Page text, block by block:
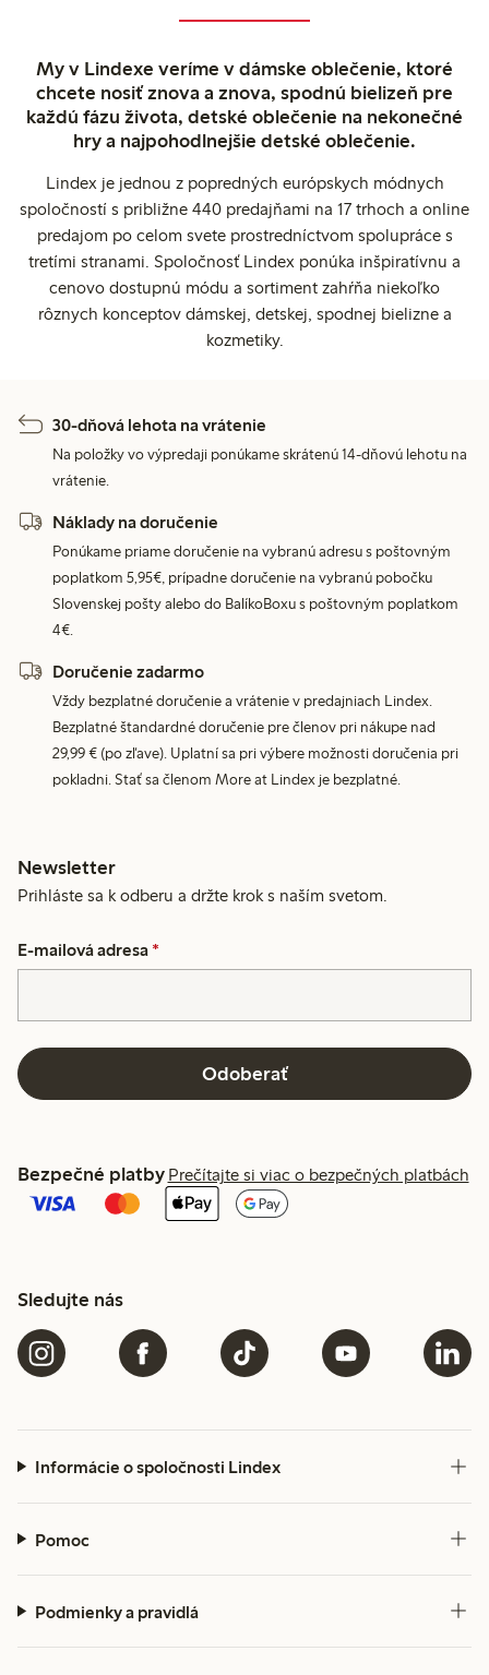
My v Lindexe veríme v dámske oblečenie, ktoré
chcete nosiť znova a znova, spodnú bielizeň pre
každú fázu života, detské oblečenie na nekonečné
hry a najpohodlnejšie detské oblečenie.
Lindex je jednou z popredných európskych módnych
spoločností s približne 440 predajňami na 17 trhoch a online
predajom po celom svete prostredníctvom spolupráce s
tretími stranami. Spoločnosť Lindex ponúka inšpiratívnu a
cenovo dostupnú módu a sortiment zahŕňa niekoľko
rôznych konceptov dámskej, detskej, spodnej bielizne a
kozmetiky.
30-dňová lehota na vrátenie
Na položky vo výpredaji ponúkame skrátenú 14-dňovú lehotu na
vrátenie.
Náklady na doručenie
Ponúkame priame doručenie na vybranú adresu s poštovným
poplatkom 5,95€, prípadne doručenie na vybranú pobočku
Slovenskej pošty alebo do BalíkoBoxu s poštovným poplatkom
4€.
Doručenie zadarmo
Vždy bezplatné doručenie a vrátenie v predajniach Lindex.
Bezplatné štandardné doručenie pre členov pri nákupe nad
29,99 € (po zľave). Uplatní sa pri výbere možnosti doručenia pri
pokladni. Stať sa členom More at Lindex je bezplatné.
Newsletter
Prihláste sa k odberu a držte krok s naším svetom.
E-mailová adresa *
Odoberať
Bezpečné platby Prečítajte si viac o bezpečných platbách
Sledujte nás
Informácie o spoločnosti Lindex
Pomoc
Podmienky a pravidlá